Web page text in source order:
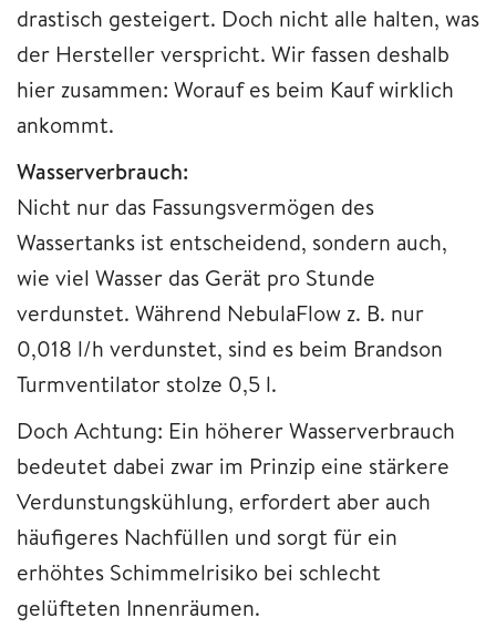
drastisch gesteigert. Doch nicht alle halten, was
der Hersteller verspricht. Wir fassen deshalb
hier zusammen: Worauf es beim Kauf wirklich
ankommt.
Wasserverbrauch:
Nicht nur das Fassungsvermögen des
Wassertanks ist entscheidend, sondern auch,
wie viel Wasser das Gerät pro Stunde
verdunstet. Während NebulaFlow z. B. nur
0,018 l/h verdunstet, sind es beim Brandson
Turmventilator stolze 0,5 l.
Doch Achtung: Ein höherer Wasserverbrauch
bedeutet dabei zwar im Prinzip eine stärkere
Verdunstungskühlung, erfordert aber auch
häufigeres Nachfüllen und sorgt für ein
erhöhtes Schimmelrisiko bei schlecht
gelüfteten Innenräumen.